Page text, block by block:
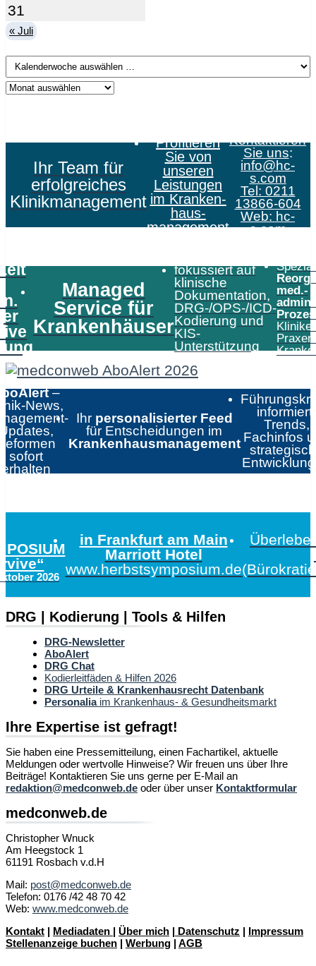
31
« Juli
Ihr Team für
erfolgreiches
Klinikmanagement
Profitieren
Sie von
unseren
Leistungen
im Kranken­
haus­
management
Kontaktieren
Sie uns:
info@hc-
s.com
Tel: 0211
13866-604
Web: hc-
s.com
Managed
Service für
Krankenhäuser
fokussiert auf
klinische
Dokumentation,
DRG-/OPS-/ICD-
Kodierung und
KIS-
Unterstützung
med.-
–
News,
sofort
erhalten
Ihr personalisierter Feed
für Entscheidungen im
Krankenhausmanagement
informiert:
Trends,
Fachinfos
2026
in Frankfurt am Main
Marriott Hotel
www.herbstsymposium.de
DRG | Kodierung | Tools & Hilfen
DRG-Newsletter
AboAlert
DRG Chat
Kodierleitfäden & Hilfen 2026
DRG Urteile & Krankenhausrecht Datenbank
Personaliaim Krankenhaus- & Gesundheitsmarkt
Ihre Expertise ist gefragt!
Sie haben eine Pressemitteilung, einen Fachartikel, aktuelle
Meldungen oder wertvolle Hinweise? Wir freuen uns über Ihre
Beiträge! Kontaktieren Sie uns gerne per E-Mail an
redaktion@medconweb.de oder über unser Kontaktformular
medconweb.de
Christopher Wnuck
Am Heegstock 1
61191 Rosbach v.d.H
Mail: post@medconweb.de
Telefon: 0176 /42 48 70 42
Web: www.medconweb.de
Kontakt | Mediadaten | Über mich | Datenschutz | Impressum
Stellenanzeige buchen | Werbung | AGB